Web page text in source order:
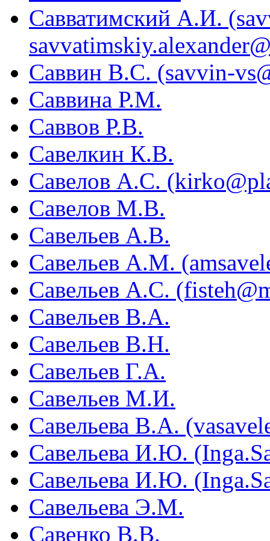
Савватимский А.И.
Саввин В.С. (savvin-
Саввина Р.М.
Саввов Р.В.
Савелкин К.В.
Савелов А.С.
Савелов М.В.
Савельев А.В.
Савельев А.М.
Савельев А.С.
Савельев В.А.
Савельев В.Н.
Савельев Г.А.
Савельев М.И.
Савельева В.А.
Савельева И.Ю.
Савельева И.Ю.
Савельева Э.М.
Савенко В.В.